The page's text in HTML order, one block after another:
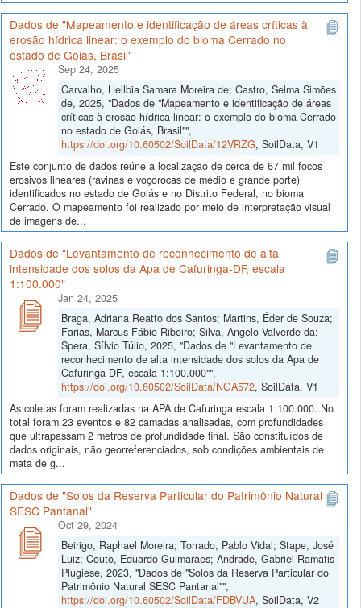
Dados de "Mapeamento e identificação de áreas críticas à
erosão hídrica linear: o exemplo do bioma Cerrado no
estado de Goiás, Brasil"
Sep 24, 2025
Carvalho, Hellbia Samara Moreira de; Castro, Selma Simões
de, 2025, "Dados de "Mapeamento e identificação de áreas
críticas à erosão hídrica linear: o exemplo do bioma Cerrado
no estado de Goiás, Brasil"",
https://doi.org/10.60502/SoilData/12VRZG, SoilData, V1
Este conjunto de dados reúne a localização de cerca de 67 mil focos
erosivos lineares (ravinas e voçorocas de médio e grande porte)
identificados no estado de Goiás e no Distrito Federal, no bioma
Cerrado. O mapeamento foi realizado por meio de interpretação visual
de imagens de...
Dados de "Levantamento de reconhecimento de alta
intensidade dos solos da Apa de Cafuringa-DF, escala
1:100.000"
Jan 24, 2025
Braga, Adriana Reatto dos Santos; Martins, Éder de Souza;
Farias, Marcus Fábio Ribeiro; Silva, Angelo Valverde da;
Spera, Sílvio Túlio, 2025, "Dados de "Levantamento de
reconhecimento de alta intensidade dos solos da Apa de
Cafuringa-DF, escala 1:100.000"",
https://doi.org/10.60502/SoilData/NGA572, SoilData, V1
As coletas foram realizadas na APA de Cafuringa escala 1:100.000. No
total foram 23 eventos e 82 camadas analisadas, com profundidades
que ultrapassam 2 metros de profundidade final. São constituídos de
dados originais, não georreferenciados, sob condições ambientais de
mata de g...
Dados de "Solos da Reserva Particular do Patrimônio Natural
SESC Pantanal"
Oct 29, 2024
Beirigo, Raphael Moreira; Torrado, Pablo Vidal; Stape, José
Luiz; Couto, Eduardo Guimarães; Andrade, Gabriel Ramatis
Plugiese, 2023, "Dados de "Solos da Reserva Particular do
Patrimônio Natural SESC Pantanal"",
https://doi.org/10.60502/SoilData/FDBVUA, SoilData, V2